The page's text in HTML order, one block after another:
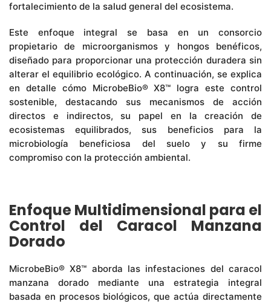
fortalecimiento de la salud general del ecosistema.
Este enfoque integral se basa en un consorcio
propietario de microorganismos y hongos benéficos,
diseñado para proporcionar una protección duradera sin
alterar el equilibrio ecológico. A continuación, se explica
en detalle cómo MicrobeBio® X8™ logra este control
sostenible, destacando sus mecanismos de acción
directos e indirectos, su papel en la creación de
ecosistemas equilibrados, sus beneficios para la
microbiología beneficiosa del suelo y su firme
compromiso con la protección ambiental.
Enfoque Multidimensional para el
Control del Caracol Manzana
Dorado
MicrobeBio® X8™ aborda las infestaciones del caracol
manzana dorado mediante una estrategia integral
basada en procesos biológicos, que actúa directamente